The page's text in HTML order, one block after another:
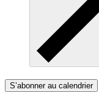
S’abonner au calendrier